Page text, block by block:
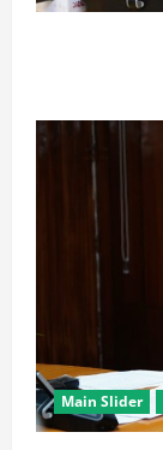
Main Slider